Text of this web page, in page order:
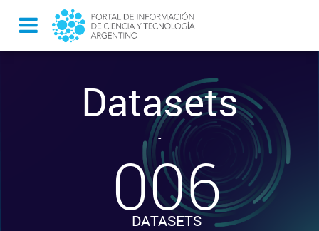
Datasets
-
006
DATASETS